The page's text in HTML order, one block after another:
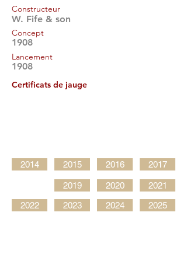
Constructeur
W. Fife & son
Concept
1908
Lancement
1908
Certificats de jauge
2014 2015 2016 2017
2019 2020
2021
2022
2023 2024 2025